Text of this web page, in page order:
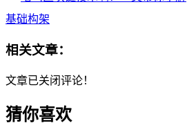
基础构架
相关文章：
文章已关闭评论！
猜你喜欢